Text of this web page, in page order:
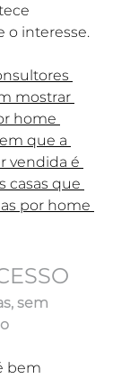
o interesse.
mostrar
home
que a
vendida é
casas que
por home
sem
bem